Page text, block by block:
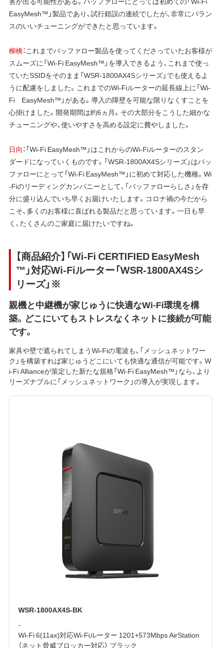
EasyMesh™」製品であり、試行錯誤の連続でしたが、非常にバラン
スのいいチューニングができたと思っています。
柳橋：これまでバッファロー製品を使ってくださっていたお客様が
スムーズに「Wi-Fi EasyMesh™」を導入できるよう、これまで使っ
ていたSSIDをそのまま「WSR-1800AX4Sシリーズ」でも使えるよ
うに配慮をしました。これまでのWi-Fiルーターの延長線上に「Wi-
Fi EasyMesh™」がある。導入の障壁を可能な限りなくすことを
心掛けました。開発期間は約6ヵ月。その大部分をこうした細かな
チューニングや、使いやすさを高める設定に費やしました。
日向 ：「Wi-Fi EasyMesh™」はこれからのWi-Fiルーターのスタン
ダードになっていくものです。「WSR-1800AX4Sシリーズ」はバッ
ファローにとって「Wi-Fi EasyMesh™」に初めて対応した機種。Wi
-Fiのリーディングカンパニーとして、「バッファローらしさ」を存
分に盛り込んでいち早くお届けいたします。コロナ禍の今だから
こそ、多くのお客様に喜ばれる製品だと思っています。一日も早
く、たくさんのご家庭に届けたいですね。
【商品紹介】「Wi-Fi CERTIFIED EasyMesh
™」対応Wi-Fiルーター「WSR-1800AX4Sシ
リーズ」※
親機と中継機が家じゅうに快適なWi-Fi環境を構
築。どこにいてもストレスなくネットに接続が可能
です。
家具や壁で遮られてしまうWi-Fiの電波も、「メッシュネットワー
ク」を構築すれば家じゅうどこにいても快適な通信が可能です。W
i-Fi Allianceが策定した新たな規格「Wi-Fi EasyMesh™」なら、より
リーズナブルに「メッシュネットワーク」の導入が実現します。
WSR-1800AX4S-BK
-
Wi-Fi 6(11ax)対応Wi-Fiルーター 1201+573Mbps AirStation
（ネット脅威ブロッカー対応） ブラック